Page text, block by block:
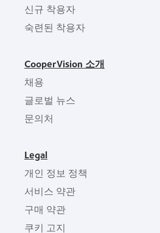
신규 착용자
숙련된 착용자
CooperVision 소개
채용
글로벌 뉴스
문의처
Legal
개인 정보 정책
서비스 약관
구매 약관
쿠키 고지